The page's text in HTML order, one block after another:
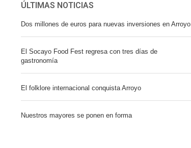
ÚLTIMAS NOTICIAS
Dos millones de euros para nuevas inversiones en Arroyo
El Socayo Food Fest regresa con tres días de
gastronomía
El folklore internacional conquista Arroyo
Nuestros mayores se ponen en forma